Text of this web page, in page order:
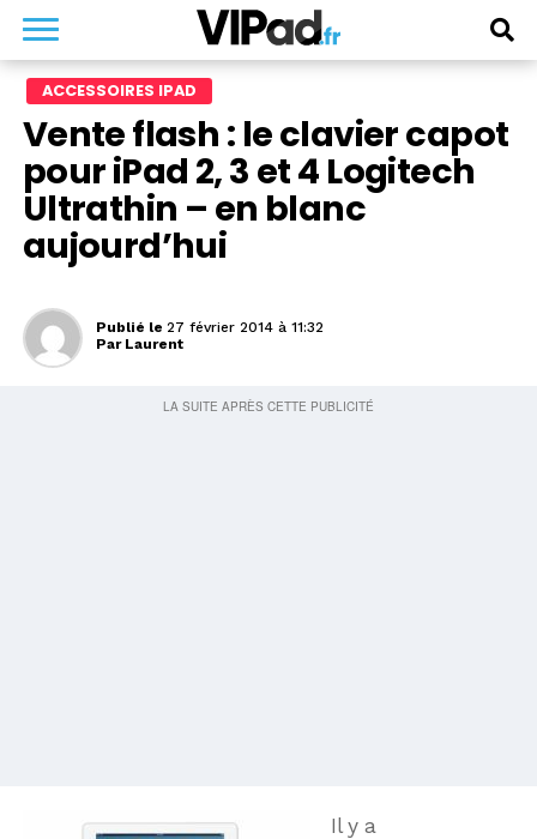
ACCESSOIRES IPAD
Vente flash : le clavier capot
pour iPad 2, 3 et 4 Logitech
Ultrathin – en blanc
aujourd’hui
Publié le 27 février 2014 à 11:32
Par Laurent
Il y a